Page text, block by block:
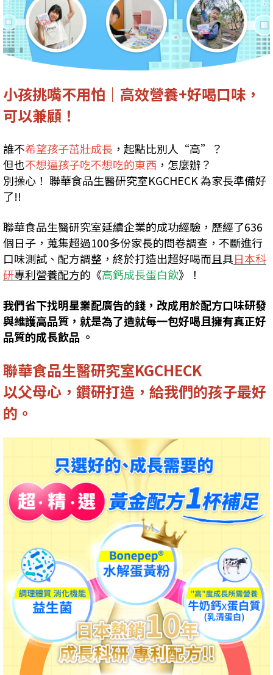
小孩挑嘴不用怕｜高效營養+好喝口味，
可以兼顧！
誰不希望孩子茁壯成長 ，起點比別人“高”？
但也不想逼孩子吃不想吃的東西 ，怎麼辦？
別操心！ 聯華食品生醫研究室KGCHECK 為家長準備好
了!!
聯華食品生醫研究室延續企業的成功經驗，歷經了636
個日子，蒐集超過100多份家長的問卷調查，不斷進行
口味測試、配方調整，終於打造出超好喝而且具日本科
研專利營養配方的《高鈣成長蛋白飲》！
我們省下找明星業配廣告的錢，改成用於配方口味研發
與維護高品質，就是為了造就每一包好喝且擁有真正好
品質的成長飲品 。
聯華食品生醫研究室KGCHECK
以父母心，鑽研打造，給我們的孩子最好
的。